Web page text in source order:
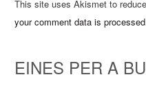
This site uses Akismet to
your comment data is processed
EINES PER A